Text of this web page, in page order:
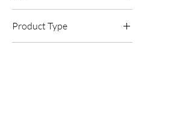
70 £ 100 £
Product Type